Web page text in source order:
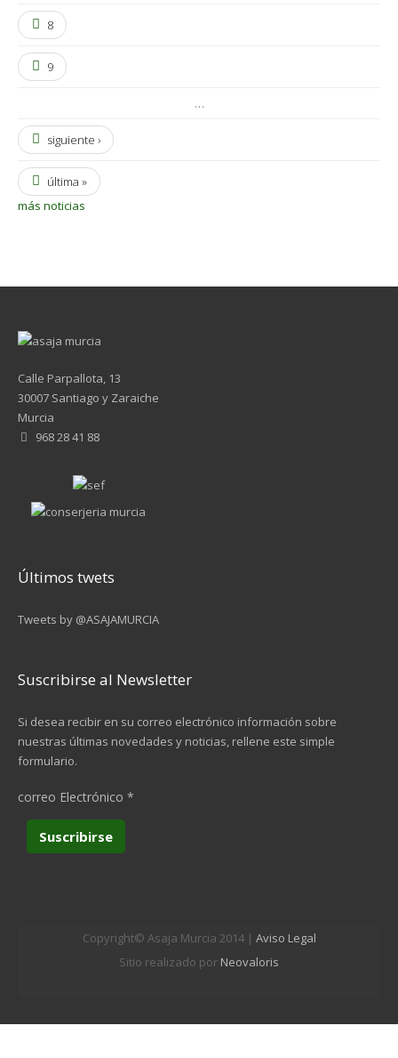
8
9
…
siguiente ›
última »
más noticias
Calle Parpallota, 13
30007 Santiago y Zaraiche
Murcia
968 28 41 88
Últimos twets
Tweets by @ASAJAMURCIA
Suscribirse al Newsletter
Si desea recibir en su correo electrónico información sobre
nuestras últimas novedades y noticias, rellene este simple
formulario.
correo Electrónico *
Copyright© Asaja Murcia 2014 | Aviso Legal
Sitio realizado por Neovaloris